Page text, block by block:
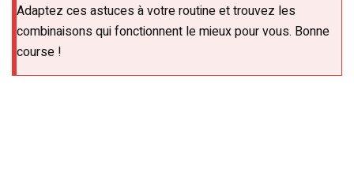
Adaptez ces astuces à votre routine et trouvez les
combinaisons qui fonctionnent le mieux pour vous. Bonne
course !